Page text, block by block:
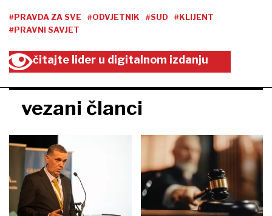
#PRAVDA ZA SVE #ODVJETNIK #SUD
#KLIJENT
#PRAVNI SAVJET
čitajte lider u digitalnom izdanju
vezani članci